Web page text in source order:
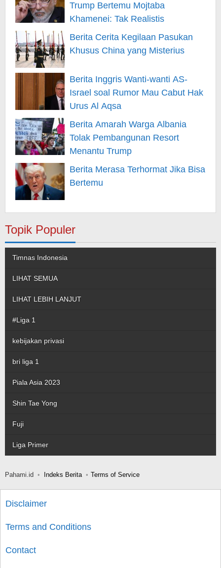
Trump Bertemu Mojtaba
Khamenei: Tak Realistis
Berita Cerita Kegilaan Pasukan
Khusus China yang Misterius
Berita Inggris Wanti-wanti AS-
Israel soal Rumor Mau Cabut Hak
Urus Al Aqsa
Berita Amarah Warga Albania
Tolak Pembangunan Resort
Menantu Trump
Berita Merasa Terhormat Jika Bisa
Bertemu
Topik Populer
Timnas Indonesia
LIHAT SEMUA
LIHAT LEBIH LANJUT
#Liga 1
kebijakan privasi
bri liga 1
Piala Asia 2023
Shin Tae Yong
Fuji
Liga Primer
Pahami.id Indeks Berita Terms of Service
Disclaimer
Terms and Conditions
Contact